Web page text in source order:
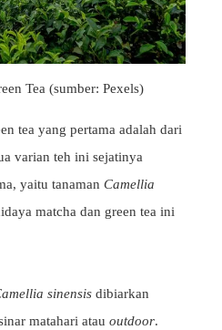
Tea (sumber: Pexels)
tea yang pertama adalah dari
varian teh ini sejatinya
yaitu tanaman Camellia
matcha dan green tea ini
sinensis dibiarkan
matahari atau outdoor.